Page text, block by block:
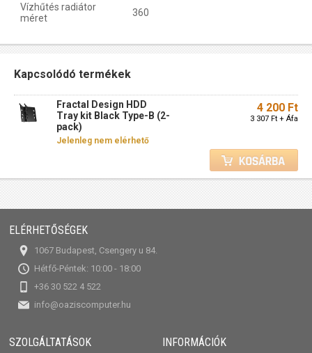
Vízhűtés radiátor
méret
360
Kapcsolódó termékek
Fractal Design HDD
Tray kit Black Type-B (2-
pack)
Jelenleg nem elérhető
4 200 Ft
3 307 Ft + Áfa
ELÉRHETŐSÉGEK
1067 Budapest, Csengery u 84.
Hétfő-Péntek: 10:00 - 18:00
+36 30 522 4 522
info@oaziscomputer.hu
SZOLGÁLTATÁSOK INFORMÁCIÓK